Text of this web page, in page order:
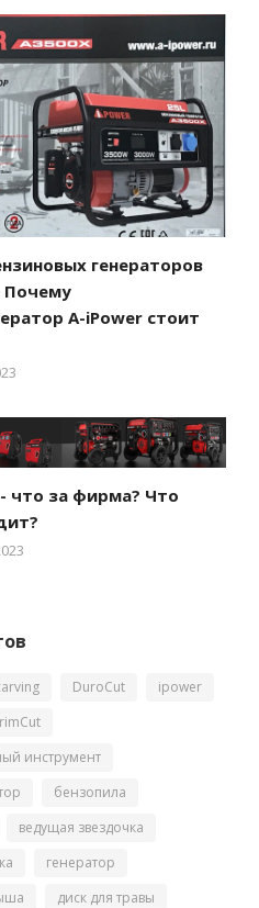
генераторов
Почему
A-iPower стоит
что за фирма? Что
DuroCut
ipower
инструмент
бензопила
ведущая звездочка
генератор
диск для травы